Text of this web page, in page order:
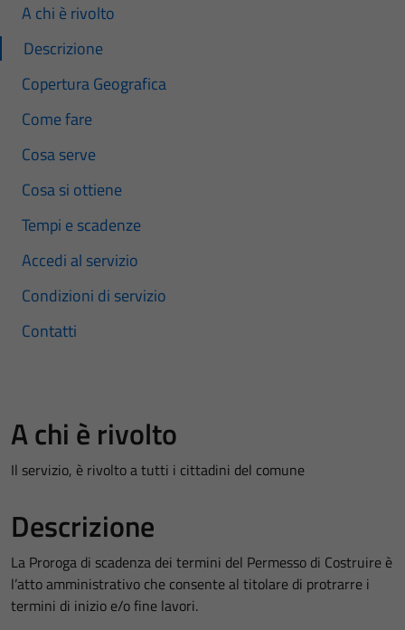
A chi è rivolto
Descrizione
Copertura Geografica
Come fare
Cosa serve
Cosa si ottiene
Tempi e scadenze
Accedi al servizio
Condizioni di servizio
Contatti
A chi è rivolto
Il servizio, è rivolto a tutti i cittadini del comune
Descrizione
La Proroga di scadenza dei termini del Permesso di Costruire è
l’atto amministrativo che consente al titolare di protrarre i
termini di inizio e/o fine lavori.